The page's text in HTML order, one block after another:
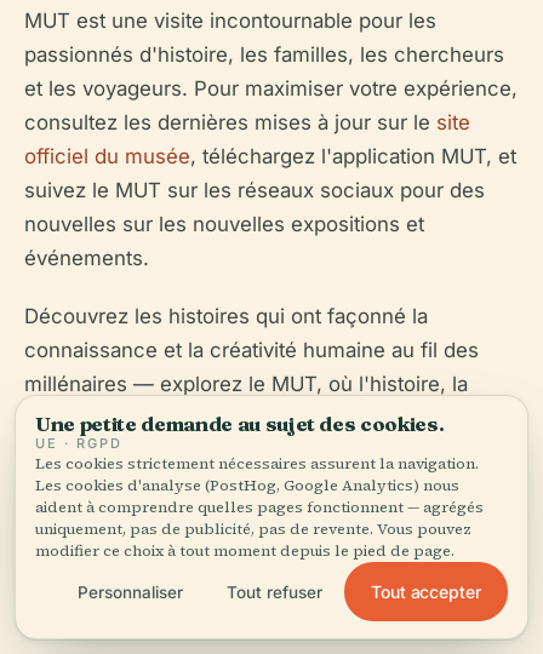
MUT est une visite incontournable pour les
passionnés d'histoire, les familles, les chercheurs
et les voyageurs. Pour maximiser votre expérience,
consultez les dernières mises à jour sur le site
officiel du musée, téléchargez l'application MUT, et
suivez le MUT sur les réseaux sociaux pour des
nouvelles sur les nouvelles expositions et
événements.
Découvrez les histoires qui ont façonné la
connaissance et la créativité humaine au fil des
millénaires — explorez le MUT, où l'histoire, la
science et la culture prennent vie au cœur de
Tübingen.
Une petite demande au sujet des cookies.
UE · RGPD
Les cookies strictement nécessaires assurent la navigation.
Les cookies d'analyse (PostHog, Google Analytics) nous
aident à comprendre quelles pages fonctionnent — agrégés
uniquement, pas de publicité, pas de revente. Vous pouvez
modifier ce choix à tout moment depuis le pied de page.
Personnaliser Tout refuser Tout accepter